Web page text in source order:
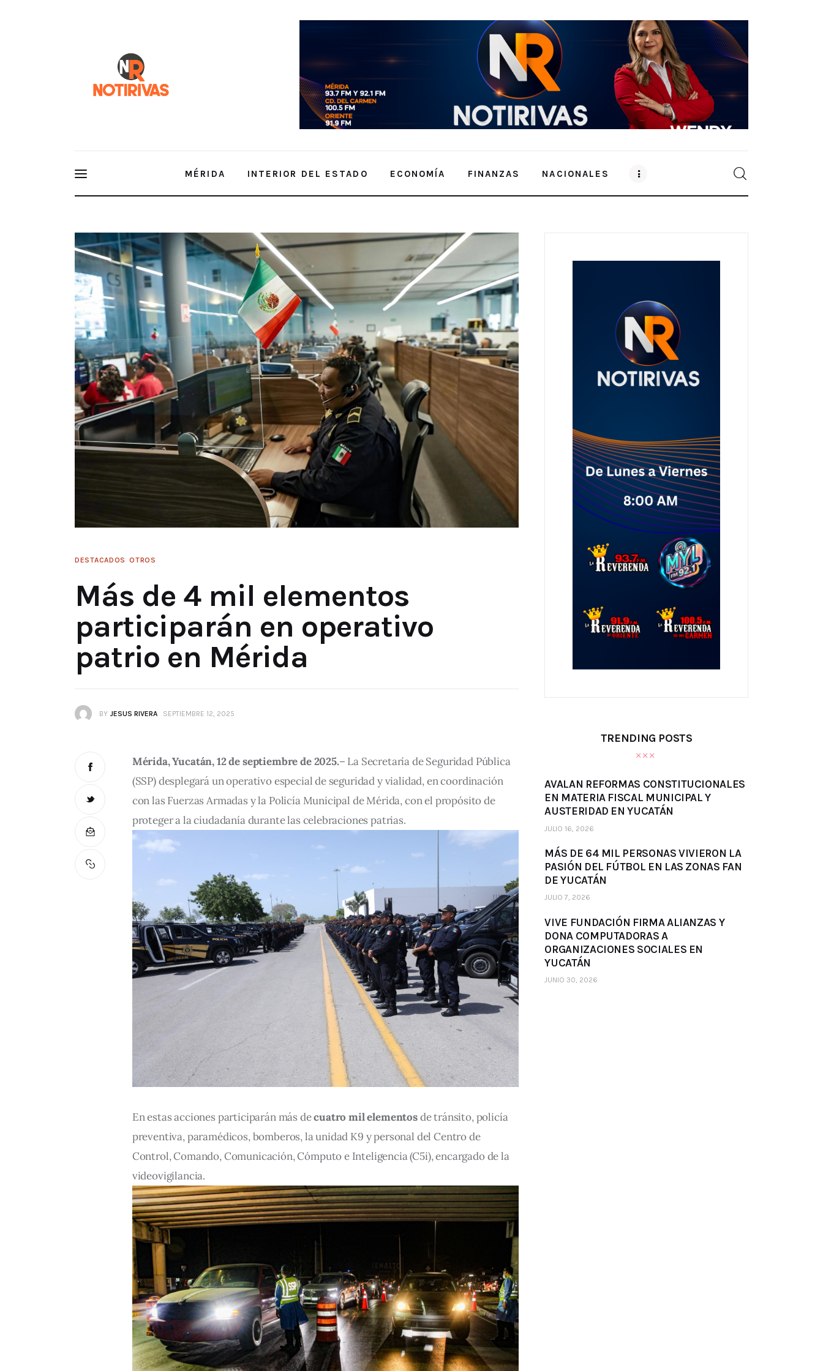
MÉRIDA INTERIOR DEL ESTADO ECONOMÍA FINANZAS NACIONALES
DESTACADOS OTROS
Más de 4 mil elementos
participarán en operativo
patrio en Mérida
BY JESUS RIVERA SEPTIEMBRE 12, 2025
Mérida, Yucatán, 12 de septiembre de 2025.– La Secretaría de Seguridad Pública
(SSP) desplegará un operativo especial de seguridad y vialidad, en coordinación
con las Fuerzas Armadas y la Policía Municipal de Mérida, con el propósito de
proteger a la ciudadanía durante las celebraciones patrias.
En estas acciones participarán más de cuatro mil elementos de tránsito, policía
preventiva, paramédicos, bomberos, la unidad K9 y personal del Centro de
Control, Comando, Comunicación, Cómputo e Inteligencia (C5i), encargado de la
videovigilancia.
TRENDING POSTS
AVALAN REFORMAS CONSTITUCIONALES
EN MATERIA FISCAL MUNICIPAL Y
AUSTERIDAD EN YUCATÁN
JULIO 16, 2026
MÁS DE 64 MIL PERSONAS VIVIERON LA
PASIÓN DEL FÚTBOL EN LAS ZONAS FAN
DE YUCATÁN
JULIO 7, 2026
VIVE FUNDACIÓN FIRMA ALIANZAS Y
DONA COMPUTADORAS A
ORGANIZACIONES SOCIALES EN
YUCATÁN
JUNIO 30, 2026